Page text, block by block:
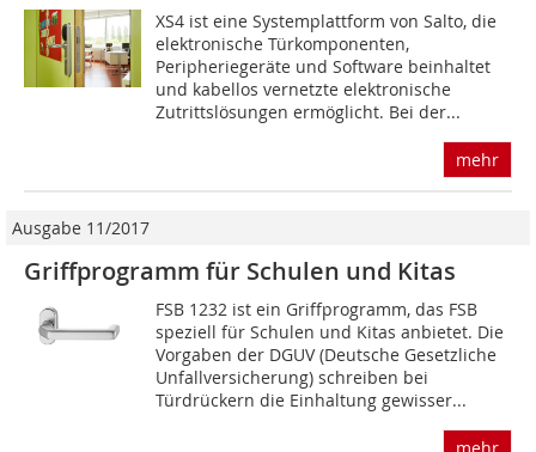
XS4 ist eine Systemplattform von Salto, die
elektronische Türkomponenten,
Peripheriegeräte und Software beinhaltet
und kabellos vernetzte elektronische
Zutrittslösungen ermöglicht. Bei der...
mehr
Ausgabe 11/2017
Griffprogramm für Schulen und Kitas
FSB 1232 ist ein Griffprogramm, das FSB
speziell für Schulen und Kitas anbietet. Die
Vorgaben der DGUV (Deutsche Gesetzliche
Unfallversicherung) schreiben bei
Türdrückern die Einhaltung gewisser...